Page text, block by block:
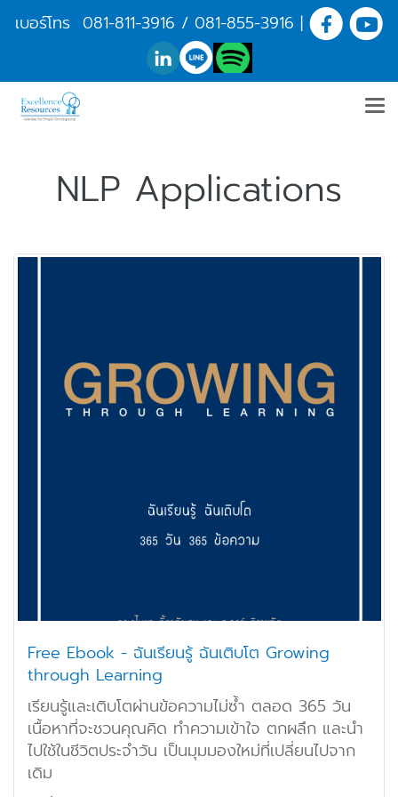
เบอร์โทร 081-811-3916 / 081-855-3916 |
NLP Applications
Free Ebook - ฉันเรียนรู้ ฉันเติบโต Growing
through Learning
เรียนรู้และเติบโตผ่านข้อความไม่ซ้ำ ตลอด 365 วัน
เนื้อหาที่จะชวนคุณคิด ทำความเข้าใจ ตกผลึก และนำ
ไปใช้ในชีวิตประจำวัน เป็นมุมมองใหม่ที่เปลี่ยนไปจาก
เดิม